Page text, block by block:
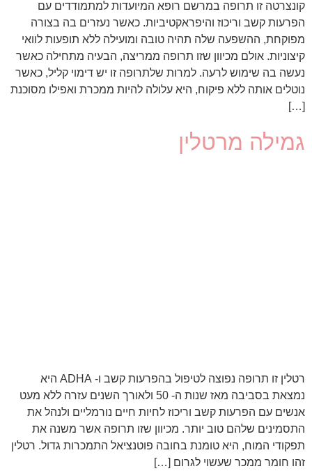
קונצרטה זו תרופה במרשם רופא המיועדות למתמודדים עם
הפרעות קשב וריכוז והיפראקטיביות. כאשר נעזרים בה בצורה
מפוקחת, ההשפעה שלה תהיה טובה ומועילה ללא תופעות לוואי
קיצוניות. אולם מכיוון שזו תרופה ממריצה, הבעיה מתחילה כאשר
נעשה בה שימוש לרעה. למרות שלתרופה זו יש דימוי קליל, כאשר
נוטלים אותה ללא פיקוח, היא עלולה להיות ממכרת ואפילו מסוכנת
[…]
גמילה מרטלין
רטלין זו תרופה נפוצה לטיפול בהפרעות קשב ו- ADHA היא
נמצאת בסביבה מאז שנות ה- 50 ולאורך השנים עזרה ללא מעט
אנשים עם הפרעות קשב וריכוז לחיות חיים נורמליים ולנהל את
התסמינים שלהם טוב יותר. מכיוון שזו תרופה אשר משנה את
תפקודי המוח, היא טומנת בחובה פוטנציאל התמכרות גדול. רטלין
זהו חומר ממכר שעשוי לגרום […]